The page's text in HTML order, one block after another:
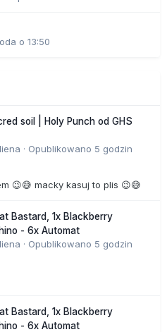
o 13:50
soil | Holy Punch od GHS
· Opublikowano 5 godzin
😉😅 macky kasuj to plis 😉😅
Bastard, 1x Blackberry
- 6x Automat
· Opublikowano 5 godzin
Bastard, 1x Blackberry
- 6x Automat